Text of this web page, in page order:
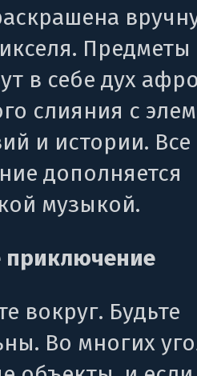
в себе дух
слияния с
и истории. Все
дополняется
музыкой.
вокруг. Будьте
Во многих